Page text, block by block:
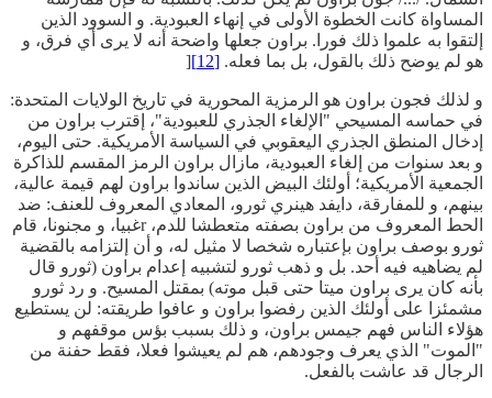
المساواة كانت الخطوة الأولى في إنهاء العبودية. و السوود الذين
إلتقوا به علموا ذلك فورا. براون جعلها واضحة أنه لا يرى أي فرق، و
هو لم يوضح ذلك بالقول، بل بما فعله. [12]
[
و لذلك فجون براون هو الرمزية المحورية في تاريخ الولايات المتحدة:
في حماسه المسيحي "الإلغاء الجذري للعبودية"، إقترب براون من
إدخال المنطق الجذري اليعقوبي في السياسة الأمريكية. حتى اليوم،
و بعد سنوات من إلغاء العبودية، مازال براون الرمز المقسم للذاكرة
الجمعية الأمريكية؛ أولئك البيض الذين ساندوا براون لهم قيمة عالية،
بينهم، و للمفارقة، دايفد هينري ثورو، المعادي المعروف للعنف: ضد
الحط المعروف من براون بصفته متعطشا للدم، rغبيا، و مجنونا، قام
ثورو بوصف براون بإعتباره شخصا لا مثيل له، و أن إلتزامه بالقضية
لم يضاهيه فيه أحد. بل و ذهب ثورو لتشبيه إعدام براون (ثورو قال
بأنه كان يرى براون ميتا حتى قبل موته) بمقتل المسيح. و رد ثورو
مشمئزا على أولئك الذين رفضوا براون و عافوا طريقته: لن يستطيع
هؤلاء الناس فهم جيمس براون، و ذلك بسبب بؤس موقفهم و
"الموت" الذي يعرف وجودهم، هم لم يعيشوا فعلا، فقط حفنة من
الرجال قد عاشت بالفعل.